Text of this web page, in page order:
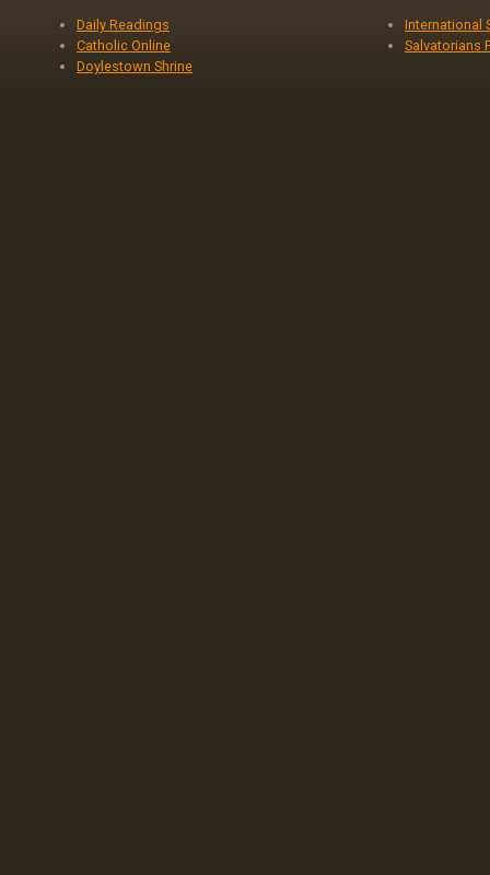
Daily Readings
Catholic Online
Doylestown Shrine
International
Salvatorians